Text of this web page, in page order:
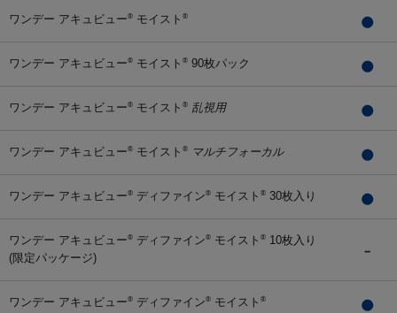
ワンデー アキュビュー® モイスト ®
ワンデー アキュビュー® モイスト ® 90枚パック
ワンデー アキュビュー® モイスト ® 乱視用
ワンデー アキュビュー® モイスト ® マルチフォーカル
ワンデー アキュビュー® ディファイン® モイスト ® 30枚入り
ワンデー アキュビュー® ディファイン® モイスト ® 10枚入り
(限定パッケージ)
ワンデー アキュビュー® ディファイン® モイスト ®